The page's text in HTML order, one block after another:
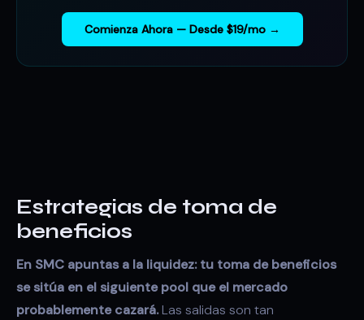
Comienza Ahora — Desde $19/mo →
Estrategias de toma de
beneficios
En SMC apuntas a la liquidez: tu toma de beneficios
se sitúa en el siguiente pool que el mercado
probablemente cazará.Las salidas son tan